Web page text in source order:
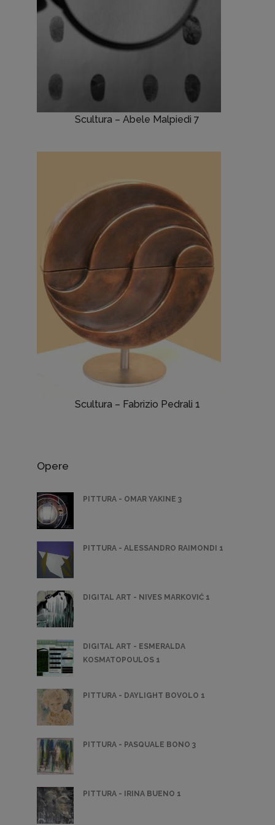
Scultura – Abele Malpiedi 7
Scultura – Fabrizio Pedrali 1
Opere
PITTURA - OMAR YAKINE 3
PITTURA - ALESSANDRO RAIMONDI 1
DIGITAL ART - NIVES MARKOVIĆ 1
DIGITAL ART - ESMERALDA
KOSMATOPOULOS 1
PITTURA - DAYLIGHT BOVOLO 1
PITTURA - PASQUALE BONO 3
PITTURA - IRINA BUENO 1